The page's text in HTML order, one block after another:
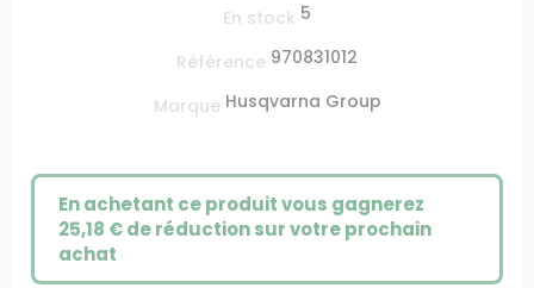
En stock 5
Référence 970831012
Marque Husqvarna Group
En achetant ce produit vous gagnerez
25,18 €de réduction sur votre prochain
achat